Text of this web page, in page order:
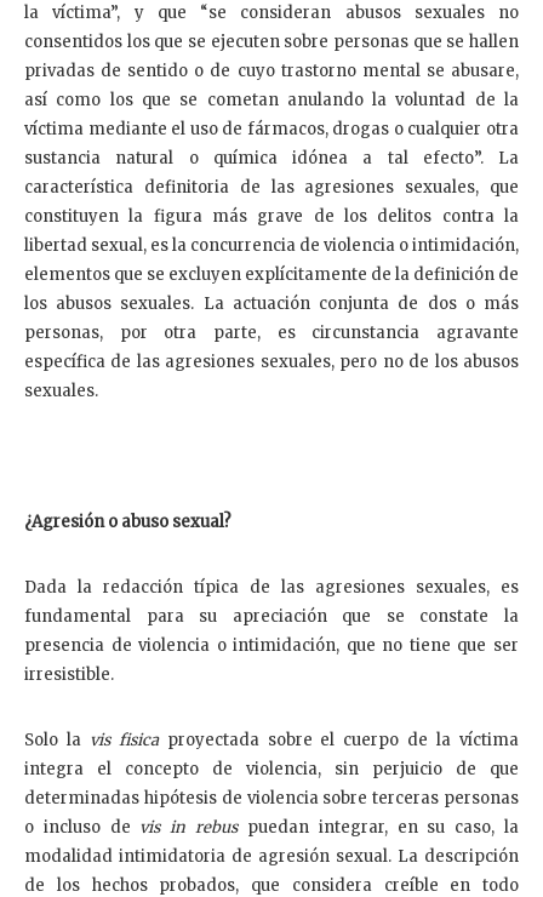
la víctima”, y que “se consideran abusos sexuales no
consentidos los que se ejecuten sobre personas que se hallen
privadas de sentido o de cuyo trastorno mental se abusare,
así como los que se cometan anulando la voluntad de la
víctima mediante el uso de fármacos, drogas o cualquier otra
sustancia natural o química idónea a tal efecto”. La
característica definitoria de las agresiones sexuales, que
constituyen la figura más grave de los delitos contra la
libertad sexual, es la concurrencia de violencia o intimidación,
elementos que se excluyen explícitamente de la definición de
los abusos sexuales. La actuación conjunta de dos o más
personas, por otra parte, es circunstancia agravante
específica de las agresiones sexuales, pero no de los abusos
sexuales.
¿Agresión o abuso sexual?
Dada la redacción típica de las agresiones sexuales, es
fundamental para su apreciación que se constate la
presencia de violencia o intimidación, que no tiene que ser
irresistible.
Solo la vis fisicaproyectada sobre el cuerpo de la víctima
integra el concepto de violencia, sin perjuicio de que
determinadas hipótesis de violencia sobre terceras personas
o incluso de vis in rebuspuedan integrar, en su caso, la
modalidad intimidatoria de agresión sexual. La descripción
de los hechos probados, que considera creíble en todo